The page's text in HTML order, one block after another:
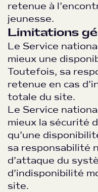
retenue à
jeunesse.
Limitations
Le Service
mieux une
Toutefois, sa
retenue en cas
totale du site.
Le Service
mieux la sécurité
qu’une
sa responsabilité
d’attaque du
d’indisponibilité
site.